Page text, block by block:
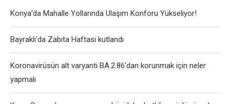
Konya’da Mahalle Yollarında Ulaşım Konforu Yükseliyor!
Bayraklı’da Zabıta Haftası kutlandı
Koronavirüsün alt varyantı BA.2.86’dan korunmak için neler
yapmalı